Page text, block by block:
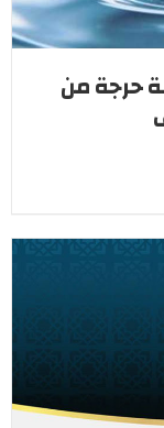
حرجة من